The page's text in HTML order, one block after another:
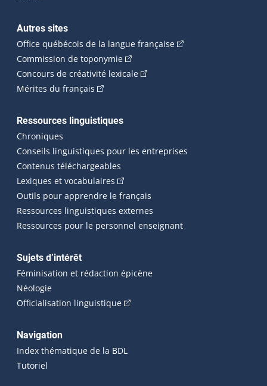
Autres sites
Office québécois de la langue française(Cet hyperlien
Commission de toponymie(Cet hyperlien externe s'ouvrira
Concours de créativité lexicale(Cet hyperlien externe
Mérites du français (Cet hyperlien externe s'ouvrira dans une
Ressources linguistiques
Chroniques
Conseils linguistiques pour les entreprises
Contenus téléchargeables
Lexiques et vocabulaires (Cet hyperlien externe s'ouvrira
Outils pour apprendre le français
Ressources linguistiques externes
Ressources pour le personnel enseignant
Sujets d’intérêt
Féminisation et rédaction épicène
Néologie
Officialisation linguistique(Cet hyperlien externe s'ouvrira
Navigation
Index thématique de la BDL
Tutoriel